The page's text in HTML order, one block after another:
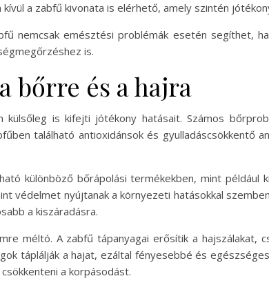
a zabfű kivonata is elérhető, amely szintén
nemcsak emésztési problémák esetén segíthet,
is.
bőrre és a hajra
külsőleg is kifejti jótékony hatásait. Számos
található antioxidánsok és gyulladáscsökkentő
különböző bőrápolási termékekben, mint
védelmet nyújtanak a környezeti hatásokkal
a kiszáradásra.
méltó. A zabfű tápanyagai erősítik a hajszálakat,
táplálják a hajat, ezáltal fényesebbé és
a korpásodást.